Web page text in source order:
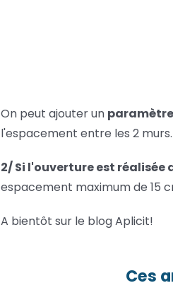
On peut ajouter un
l'espacement entre les 2 murs.
2/ Si l'ouverture est réalisée
espacement maximum de 15
A bientôt sur le blog Aplicit!
Ces